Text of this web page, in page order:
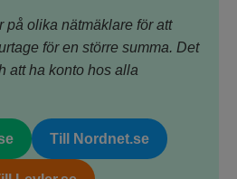
på olika nätmäklare för att
för en större summa. Det
att ha konto hos alla
Till Nordnet.se